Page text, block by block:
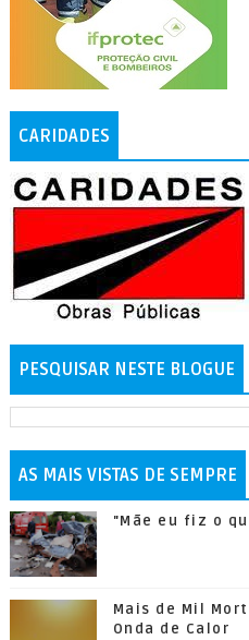
CARIDADES
PESQUISAR NESTE BLOGUE
AS MAIS VISTAS DE SEMPRE
"Mãe eu fiz o
Mais de Mil
Onda de Calor